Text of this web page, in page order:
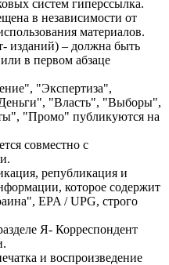
систем гиперссылка.
в независимости от
материалов.
изданий) – должна быть
в первом абзаце
"Экспертиза",
"Власть", "Выборы",
"Промо" публикуются на
совместно с
републикация и
которое содержит
EPA / UPG, строго
Я- Корреспондент
и воспроизведение